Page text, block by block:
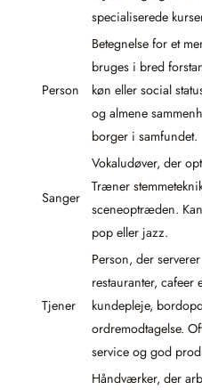
specialiserede
Person
Betegnelse for et
bruges i bred
køn eller social
og almene
borger i samfundet.
Sanger
Vokaludøver, der
Træner
sceneoptræden.
pop eller jazz.
Tjener
Person, der
restauranter, cafeer
kundepleje,
ordremodtagelse.
service og god
Håndværker, der